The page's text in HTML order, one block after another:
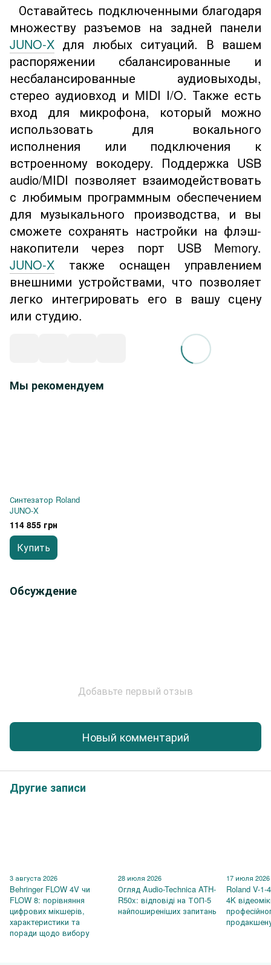
Оставайтесь подключенными благодаря
множеству разъемов на задней панели
JUNO-X для любых ситуаций. В вашем
распоряжении сбалансированные и
несбалансированные аудиовыходы,
стерео аудиовход и MIDI I/O. Также есть
вход для микрофона, который можно
использовать для вокального
исполнения или подключения к
встроенному вокодеру. Поддержка USB
audio/MIDI позволяет взаимодействовать
с любимым программным обеспечением
для музыкального производства, и вы
сможете сохранять настройки на флэш-
накопители через порт USB Memory.
JUNO-X также оснащен управлением
внешними устройствами, что позволяет
легко интегрировать его в вашу сцену
или студию.
Мы рекомендуем
Синтезатор Roland
JUNO-X
114 855 грн
Купить
Обсуждение
Добавьте первый отзыв
Новый комментарий
Другие записи
3 августа 2026
Behringer FLOW 4V чи
FLOW 8: порівняння
цифрових мікшерів,
характеристики та
поради щодо вибору
28 июля 2026
Огляд Audio-Technica ATH-
R50x: відповіді на ТОП-5
найпоширеніших запитань
17 июля 2026
Roland V-
4K